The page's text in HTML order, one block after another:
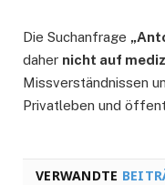
Die Suchanfrage
daher nicht auf
Missverständnissen
Privatleben und
VERWANDTE